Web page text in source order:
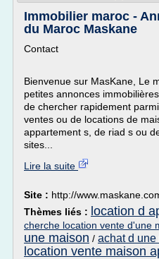
Immobilier maroc -
du Maroc Maskane
Contact
Bienvenue sur MasKane, Le
petites annonces
de chercher rapidement
ventes ou de locations de
appartement s, de riad s ou
sites...
Lire la suite
Site : http://
Thèmes liés : location d
cherche location vente d'une
une maison / achat d
location vente maison